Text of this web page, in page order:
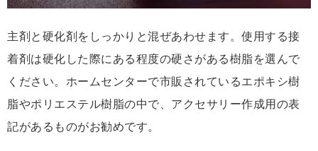
主剤と硬化剤をしっかりと混ぜあわせます。使用する接
着剤は硬化した際にある程度の硬さがある樹脂を選んで
ください。ホームセンターで市販されているエポキシ樹
脂やポリエステル樹脂の中で、アクセサリー作成用の表
記があるものがお勧めです。